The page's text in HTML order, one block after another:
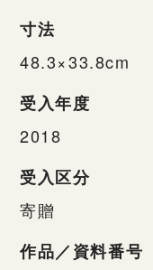
寸法
48.3×33.8cm
受入年度
2018
受入区分
寄贈
作品／資料番号